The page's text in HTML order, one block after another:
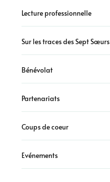
Lecture professionnelle
Sur les traces des Sept Sœurs
Bénévolat
Partenariats
Coups de coeur
Evénements